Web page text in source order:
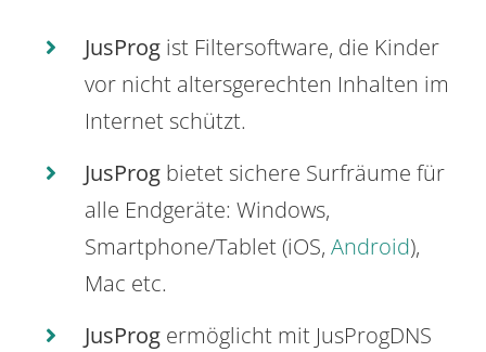
JusProg ist Filtersoftware, die Kinder
vor nicht altersgerechten Inhalten im
Internet schützt.
JusProg bietet sichere Surfräume für
alle Endgeräte: Windows,
Smartphone/Tablet (iOS, Android),
Mac etc.
JusProg ermöglicht mit JusProgDNS